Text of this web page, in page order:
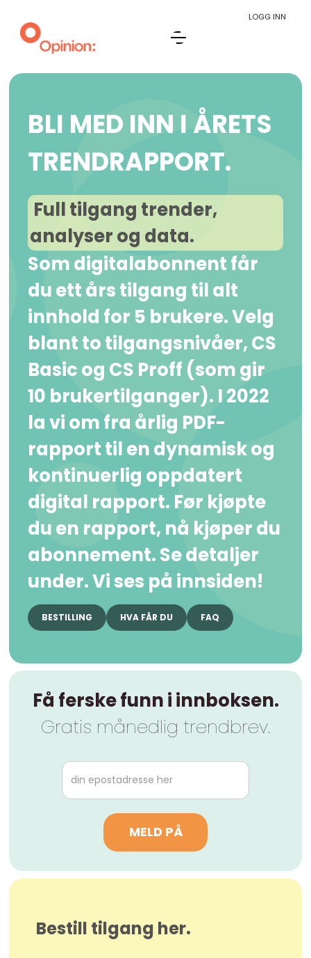
LOGG INN
BLI MED INN I ÅRETS
TRENDRAPPORT.
Full tilgang trender,
analyser og data.
Som digitalabonnent får
du ett års tilgang til alt
innhold for 5 brukere. Velg
blant to tilgangsnivåer, CS
Basic og CS Proff (som gir
10 brukertilganger). I 2022
la vi om fra årlig PDF-
rapport til en dynamisk og
kontinuerlig oppdatert
digital rapport. Før kjøpte
du en rapport, nå kjøper du
abonnement. Se detaljer
under. Vi ses på innsiden!
BESTILLING HVA FÅR DU FAQ
Få ferske funn i innboksen.
Gratis månedlig trendbrev.
Bestill tilgang her.